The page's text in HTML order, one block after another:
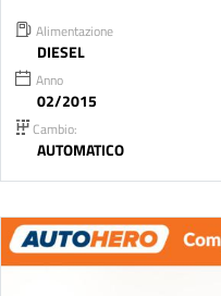
Alimentazione
DIESEL
Anno
02/2015
Cambio:
AUTOMATICO